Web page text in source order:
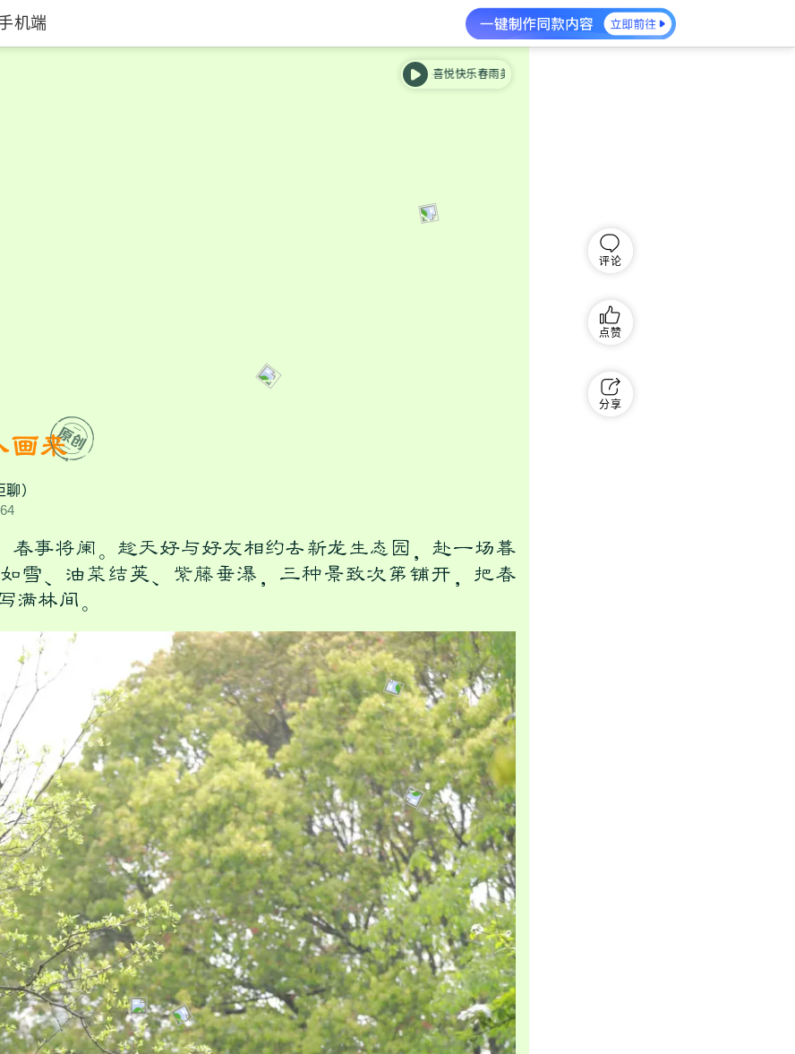
机端
好雨知时节 中国风 春天 欢快 轻快喜悦快乐春雨美好 好雨知时节 中国风 春天 欢快 轻快喜悦快乐春雨美好
画来
）
事将阑。趁天好与好友相约去新龙生态园，赴一场暮
雪、油菜结荚、紫藤垂瀑，三种景致次第铺开，把春
满林间。
评论
点赞
分享